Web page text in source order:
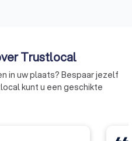
Trustlocal
in uw plaats? Bespaar jezelf
kunt u een geschikte